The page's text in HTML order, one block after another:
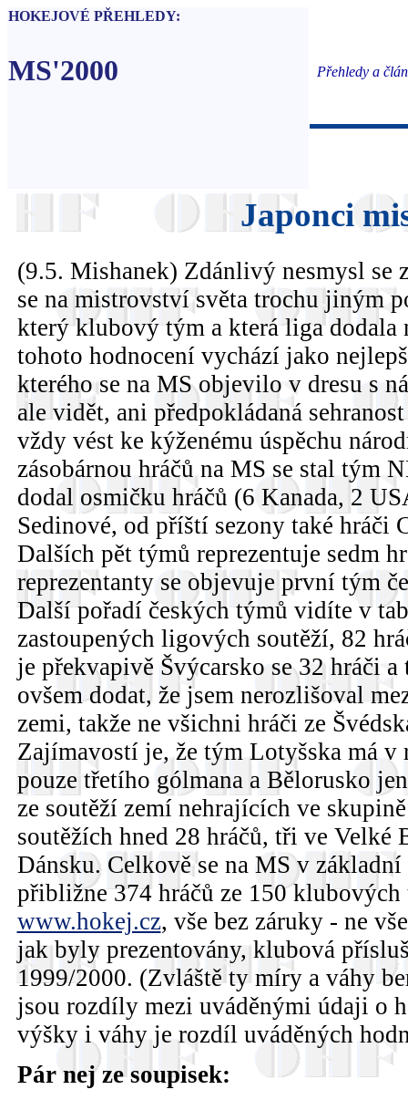
HOKEJOVÉ PŘEHLEDY:
MS'2000 Přehledy a
Japonci
(9.5. Mishanek) Zdánlivý nesmysl se
se na mistrovství světa trochu jiným
který klubový tým a která liga dodala
tohoto hodnocení vychází jako
kterého se na MS objevilo v dresu s
ale vidět, ani předpokládaná
vždy vést ke kýženému úspěchu
zásobárnou hráčů na MS se stal tým
dodal osmičku hráčů (6 Kanada, 2
Sedinové, od příští sezony také hráči
Dalších pět týmů reprezentuje sedm
reprezentanty se objevuje první tým
Další pořadí českých týmů vidíte v
zastoupených ligových soutěží, 82
je překvapivě Švýcarsko se 32 hráči
ovšem dodat, že jsem nerozlišoval
zemi, takže ne všichni hráči ze
Zajímavostí je, že tým Lotyšska má v
pouze třetího gólmana a Bělorusko
ze soutěží zemí nehrajících ve
soutěžích hned 28 hráčů, tři ve
Dánsku. Celkově se na MS v
přibližne 374 hráčů ze 150
www.hokej.cz, vše bez záruky - ne
jak byly prezentovány, klubová
1999/2000. (Zvláště ty míry a váhy
jsou rozdíly mezi uváděnými údaji o
výšky i váhy je rozdíl uváděných
Pár nej ze soupisek: